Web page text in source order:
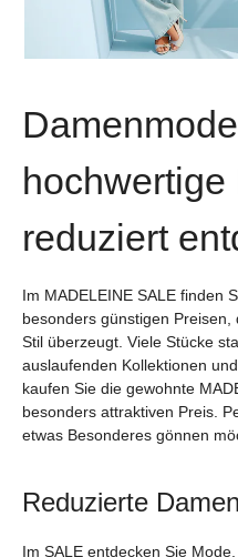
1 2 3 4
reduziert
Im MADELEINE SALE finden
besonders günstigen
Stil überzeugt. Viele Stücke
auslaufenden Kollektionen
kaufen Sie die gewohnte
besonders attraktiven Preis.
etwas Besonderes gönnen
Reduzierte
Im SALE entdecken Sie